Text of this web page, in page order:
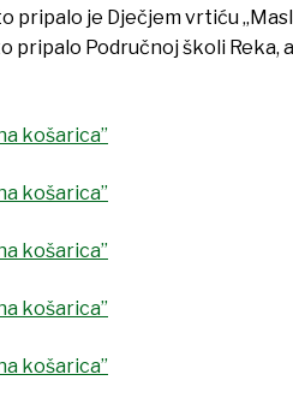
je Dječjem vrtiću
Područnoj školi Reka,